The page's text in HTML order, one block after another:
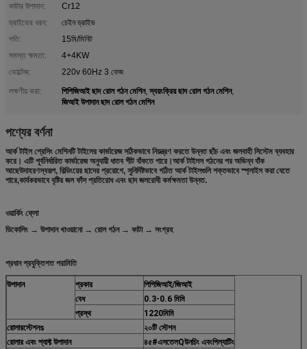
কাটার উপাদান:
Cr12
ড্রাইভের ধরন:
চেইন ড্রাইভ
গতি:
15মি/মিনিট
সমস্ত ক্ষমতা:
4+4KW
ভোল্টেজ:
220v 60Hz 3 ফেজ
লক্ষণীয় করা:
পিপিজিআই ছাদ রোল গঠন মেশিন,স্বয়ংক্রিয় ছাদ রোল গঠন মেশিন,
জিআই উপাদান ছাদ রোল গঠন মেশিন
পণ্যের বর্ণনা
আর্ক টাইল প্রেসিং মেশিনটি টাইলের কার্ভারেজ সঠিকভাবে নিয়ন্ত্রণ করতে উন্নত ছাঁচ এবং জলবাহী সিস্টেম ব্যবহার
করে। এটি পূর্বনির্ধারিত কার্ভারেজ অনুযায়ী ধাতব শীট বাঁকতে পারে।আর্ক টাইলস গঠনের পর অভিন্ন বাঁক
আছেউদাহরণস্বরূপ, বিল্ডিংয়ের ছাদের প্রয়োগে, সুনির্দিষ্টভাবে গঠিত আর্ক টাইলগুলি শক্তভাবে স্প্লাইস করা যেতে
পারে,কার্যকরভাবে বৃষ্টির জল ফাঁস প্রতিরোধ এবং ছাদ জলরোধী কর্মক্ষমতা উন্নত.
ওয়ার্কিং ফ্লো
ডিকোলিং → উপাদান খাওয়ানো → রোল গঠন → কাটা → সংগ্রহ
প্রধান প্রযুক্তিগত পরামিতি
উপাদান প্রকার
পিপিজিআই/জিআই
বেধ
0.3-0.6 মিমি
প্রস্থ
1220মিমি
রোলারস্টেশনs
২০টি স্টেশন
রোলার এবং শ্যাফ্ট উপাদান
৪৫#এসতেলQউনচিং এবংপিল্যাটিং